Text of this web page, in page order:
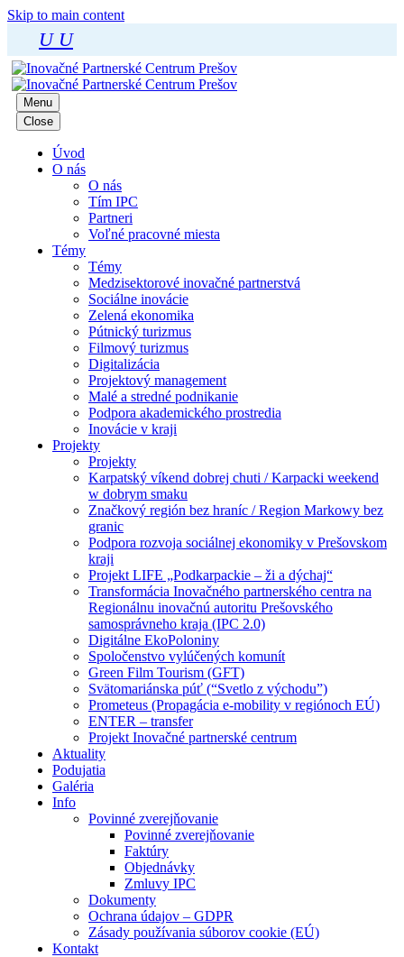
Skip to main content
U U
Menu
Close
Úvod
O nás
O nás
Tím IPC
Partneri
Voľné pracovné miesta
Témy
Témy
Medzisektorové inovačné partnerstvá
Sociálne inovácie
Zelená ekonomika
Pútnický turizmus
Filmový turizmus
Digitalizácia
Projektový management
Malé a stredné podnikanie
Podpora akademického prostredia
Inovácie v kraji
Projekty
Projekty
Karpatský víkend dobrej chuti / Karpacki weekend
w dobrym smaku
Značkový región bez hraníc / Region Markowy bez
granic
Podpora rozvoja sociálnej ekonomiky v Prešovskom
kraji
Projekt LIFE „Podkarpackie – ži a dýchaj“
Transformácia Inovačného partnerského centra na
Regionálnu inovačnú autoritu Prešovského
samosprávneho kraja (IPC 2.0)
Digitálne EkoPoloniny
Spoločenstvo vylúčených komunít
Green Film Tourism (GFT)
Svätomariánska púť (“Svetlo z východu”)
Prometeus (Propagácia e-mobility v regiónoch EÚ)
ENTER – transfer
Projekt Inovačné partnerské centrum
Aktuality
Podujatia
Galéria
Info
Povinné zverejňovanie
Povinné zverejňovanie
Faktúry
Objednávky
Zmluvy IPC
Dokumenty
Ochrana údajov – GDPR
Zásady používania súborov cookie (EÚ)
Kontakt